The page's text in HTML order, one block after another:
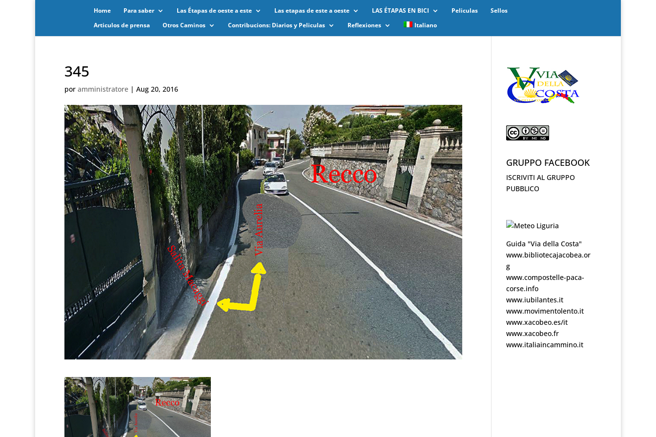
Home Para saber Las Étapas de oeste a este Las etapas de este a oeste LAS ÉTAPAS EN BICI Peliculas
Sellos
Articulos de prensa
Otros Caminos Contribucions: Diarios y Peliculas Reflexiones Italiano
345
por amministratore | Aug 20, 2016
GRUPPO FACEBOOK
ISCRIVITI AL GRUPPO
PUBBLICO
Guida "Via della Costa"
www.bibliotecajacobea.or
g
www.compostelle-paca-
corse.info
www.iubilantes.it
www.movimentolento.it
www.xacobeo.es/it
www.xacobeo.fr
www.italiaincammino.it